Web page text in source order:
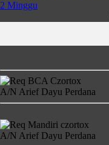
A/N Arief Dayu Perdana
A/N Arief Dayu Perdana